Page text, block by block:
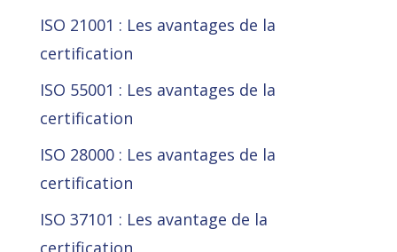
ISO 21001 : Les avantages de la
certification
ISO 55001 : Les avantages de la
certification
ISO 28000 : Les avantages de la
certification
ISO 37101 : Les avantage de la
certification